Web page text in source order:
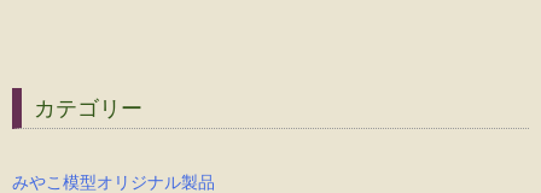
カテゴリー
みやこ模型オリジナル製品